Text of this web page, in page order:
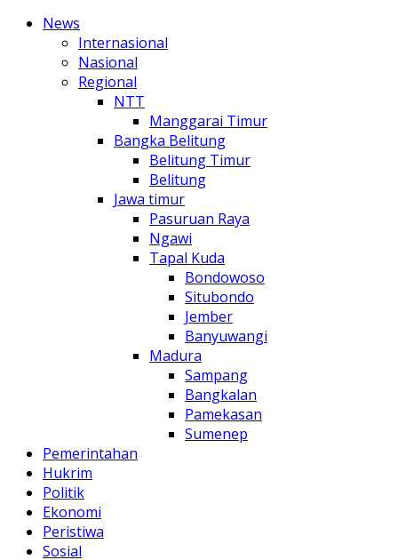
News
Internasional
Nasional
Regional
NTT
Manggarai Timur
Bangka Belitung
Belitung Timur
Belitung
Jawa timur
Pasuruan Raya
Ngawi
Tapal Kuda
Bondowoso
Situbondo
Jember
Banyuwangi
Madura
Sampang
Bangkalan
Pamekasan
Sumenep
Pemerintahan
Hukrim
Politik
Ekonomi
Peristiwa
Sosial